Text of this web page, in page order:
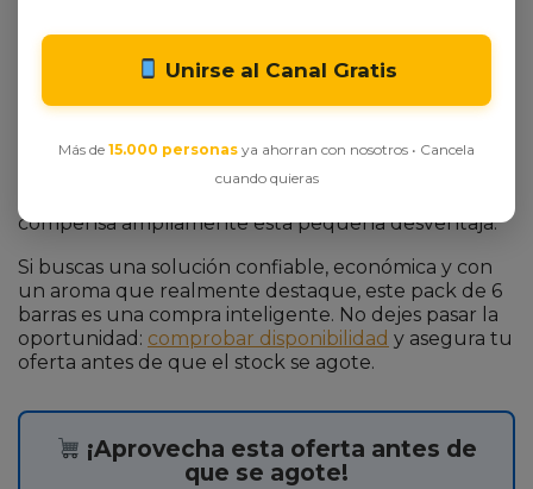
En resumen, el Old Spice Capitán desodorante
barra combina una fórmula eficaz, un aroma
distintivo y un precio imbatible. La ausencia de
aluminio, la aplicación sin residuos y la duración de
de la mayoría de los desodorantes tradicionales.
Aunque el envase de plástico puede percibirse
compensa ampliamente esta pequeña desventaja.
Si buscas una solución confiable, económica y con
un aroma que realmente destaque, este pack de 6
barras es una compra inteligente. No dejes pasar la
oportunidad: comprobar disponibilidad y asegura tu
oferta antes de que el stock se agote.
¡Aprovecha esta oferta antes de
que se agote!
Unirse al Canal Gratis
Más de 15.000 personas ya ahorran con nosotros • Cancela
cuando quieras